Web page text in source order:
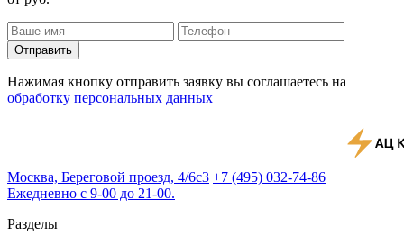
Отправить
Нажимая кнопку отправить заявку вы соглашаетесь на
обработку персональных данных
Москва, Береговой проезд, 4/6с3 +7 (495) 032-74-86
Ежедневно с 9-00 до 21-00.
Разделы